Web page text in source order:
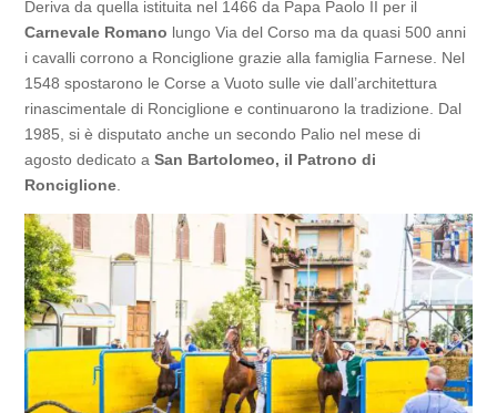
Deriva da quella istituita nel 1466 da Papa Paolo II per il
Carnevale Romano lungo Via del Corso ma da quasi 500 anni
i cavalli corrono a Ronciglione grazie alla famiglia Farnese. Nel
1548 spostarono le Corse a Vuoto sulle vie dall’architettura
rinascimentale di Ronciglione e continuarono la tradizione. Dal
1985, si è disputato anche un secondo Palio nel mese di
agosto dedicato aSan Bartolomeo, il Patrono di
Ronciglione.